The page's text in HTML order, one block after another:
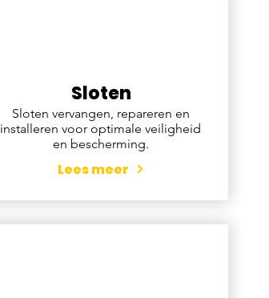
Sloten
Sloten vervangen, repareren en
installeren voor optimale veiligheid
en bescherming.
Lees meer